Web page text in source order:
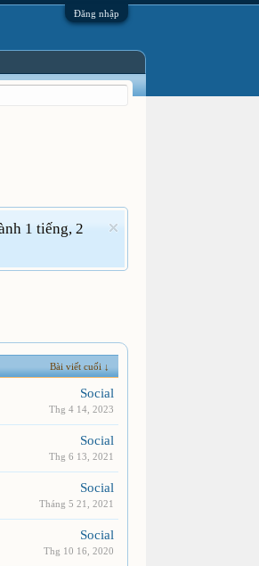
Đăng nhập
1 tiếng, 2
Bài viết cuối ↓
Social
Thg 4 14, 2023
Social
Thg 6 13, 2021
Social
Tháng 5 21, 2021
Social
Thg 10 16, 2020